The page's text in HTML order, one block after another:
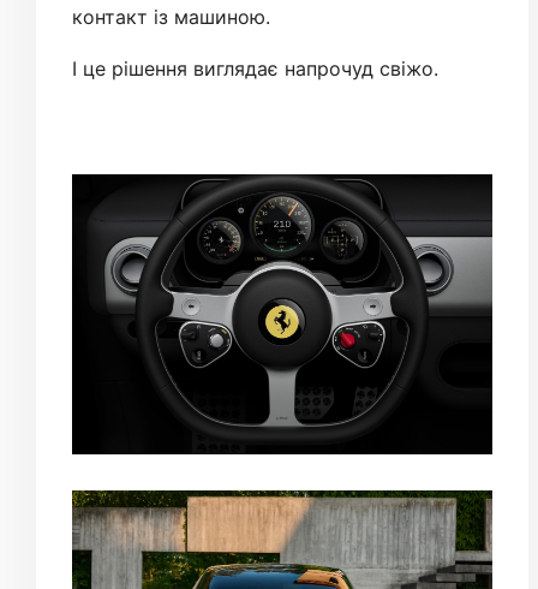
контакт із машиною.
І це рішення виглядає напрочуд свіжо.